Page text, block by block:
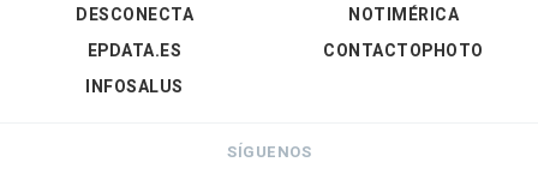
DESCONECTA
EPDATA.ES
INFOSALUS
NOTIMÉRICA
CONTACTOPHOTO
SÍGUENOS